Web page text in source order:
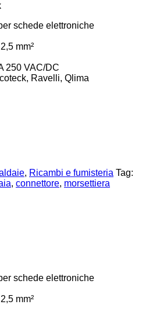
schede elettroniche
mm²
250 VAC/DC
Ravelli, Qlima
, Ricambi e fumisteria Tag:
, connettore, morsettiera
schede elettroniche
mm²